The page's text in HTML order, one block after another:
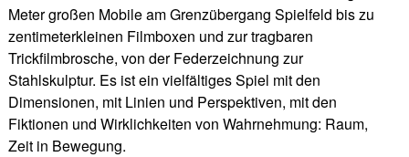
Meter großen Mobile am Grenzübergang Spielfeld bis zu
zentimeterkleinen Filmboxen und zur tragbaren
Trickfilmbrosche, von der Federzeichnung zur
Stahlskulptur. Es ist ein vielfältiges Spiel mit den
Dimensionen, mit Linien und Perspektiven, mit den
Fiktionen und Wirklichkeiten von Wahrnehmung: Raum,
Zeit in Bewegung.